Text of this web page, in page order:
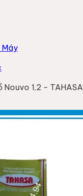
Máy
Nouvo 1,2 - TAHASA